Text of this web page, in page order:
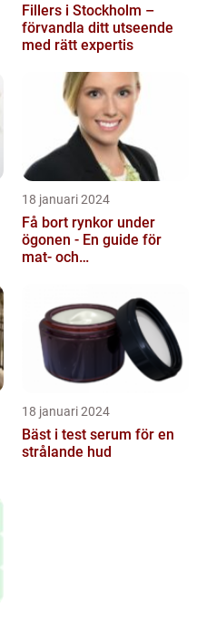
Fillers i Stockholm –
förvandla ditt utseende
med rätt expertis
18 januari 2024
Få bort rynkor under
ögonen - En guide för
mat- och
18 januari 2024
Bäst i test serum för en
strålande hud